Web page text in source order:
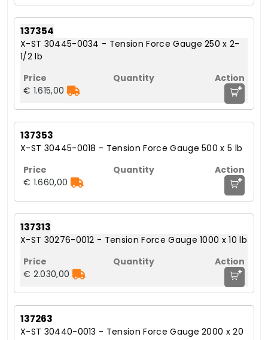
137354
X-ST 30445-0034 - Tension Force Gauge 250 x 2-
1/2 lb
€ 1.615,00 +
137353
X-ST 30445-0018 - Tension Force Gauge 500 x 5 lb
€ 1.660,00 +
137313
X-ST 30276-0012 - Tension Force Gauge 1000 x 10 lb
€ 2.030,00 +
137263
X-ST 30440-0013 - Tension Force Gauge 2000 x 20